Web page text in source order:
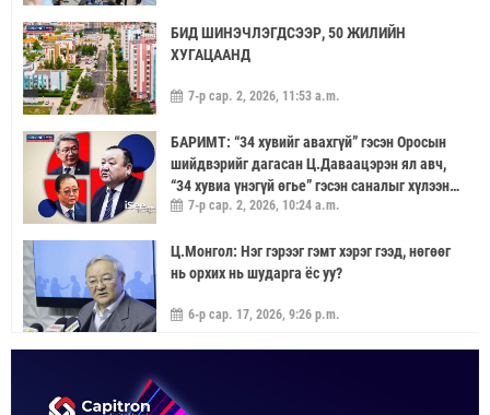
БИД ШИНЭЧЛЭГДСЭЭР, 50 ЖИЛИЙН
ХУГАЦААНД
7-р сар. 2, 2026, 11:53 a.m.
БАРИМТ: “34 хувийг авахгүй” гэсэн Оросын
шийдвэрийг дагасан Ц.Даваацэрэн ял авч,
“34 хувиа үнэгүй өгье” гэсэн саналыг хүлээн
аваагүй хүмүүс хариуцлагагүй үлдэв
7-р сар. 2, 2026, 10:24 a.m.
Ц.Монгол: Нэг гэрээг гэмт хэрэг гээд, нөгөөг
нь орхих нь шударга ёс уу?
6-р сар. 17, 2026, 9:26 p.m.
ҮЙЛДВЭРИЙН ХЭДЭН ХУВИЙГ ЭЗЭМШИХ ВЭ